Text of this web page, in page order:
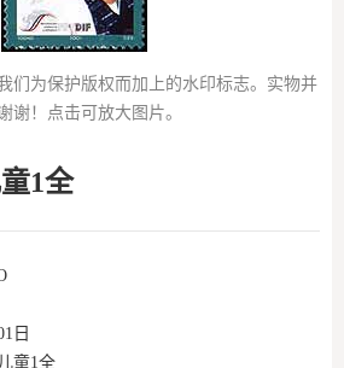
们为保护版权而加上的水印标志。实物并
谢！点击可放大图片。
1全
日
童1全